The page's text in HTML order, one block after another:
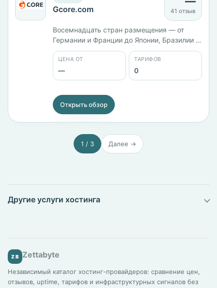
Gcore.com 41 отзыв
Восемнадцать стран размещения — от
Германии и Франции до Японии, Бразилии и
Казахстана. Компания работает с 2014 года.
Тарифы, панель управления и способы
оплаты в карточке не заведены.
ЦЕНА ОТ
—
ТАРИФОВ
0
Открыть обзор
1 / 3 Далее →
Другие услуги хостинга
ZB Zettabyte
Независимый каталог хостинг-провайдеров: сравнение цен,
отзывов, uptime, тарифов и инфраструктурных сигналов без